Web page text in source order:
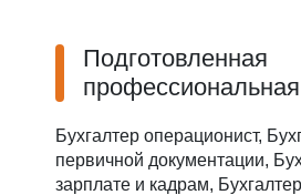
Подготовленная
Бухгалтер операционист,
первичной документации,
зарплате и кадрам,